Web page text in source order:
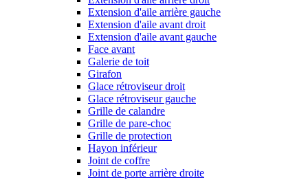
Extension d'aile arrière gauche
Extension d'aile avant droit
Extension d'aile avant gauche
Face avant
Galerie de toit
Girafon
Glace rétroviseur droit
Glace rétroviseur gauche
Grille de calandre
Grille de pare-choc
Grille de protection
Hayon inférieur
Joint de coffre
Joint de porte arrière droite